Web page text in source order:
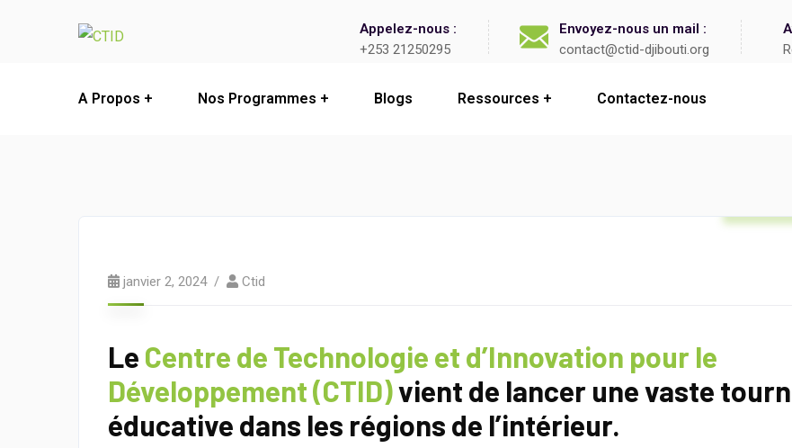
Appelez-nous :
+253 21250295
Envoyez-nous un mail :
contact@ctid-djibouti.org
A Propos Nos Programmes Blogs Ressources Contactez-nous
janvier 2, 2024 Ctid
Le Centre de Technologie et d’Innovation pour le
Développement (CTID)vient de lancer une vaste
éducative dans les régions de l’intérieur.